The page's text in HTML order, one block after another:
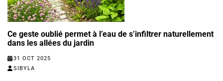
Ce geste oublié permet à l’eau de s’infiltrer naturellement
dans les allées du jardin
31 OCT 2025
SIBYLA